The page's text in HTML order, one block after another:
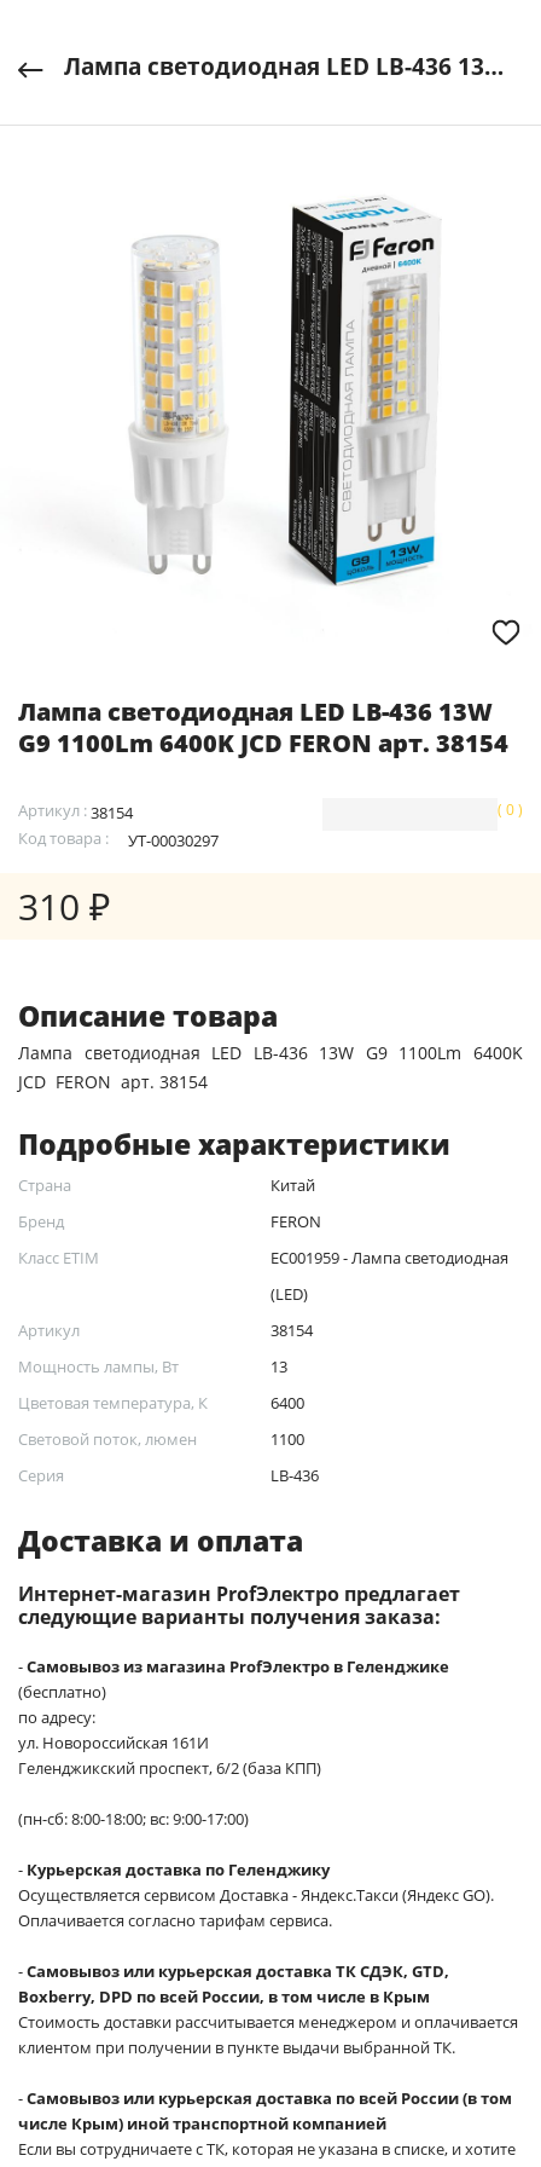
Лампа светодиодная LED LB-436 13W G9 1100Lm 6400K JCD FERON арт. 38154
Лампа светодиодная LED LB-436 13W
G9 1100Lm 6400K JCD FERON арт. 38154
Артикул :38154
Код товара :
УТ-00030297
( 0 )
310 ₽
Описание товара
Лампа светодиодная LED LB-436 13W G9 1100Lm 6400K
JCD FERON арт. 38154
Подробные характеристики
Страна
Китай
Бренд
FERON
Класс ETIM
EC001959 - Лампа светодиодная
(LED)
Артикул
38154
Мощность лампы, Вт
13
Цветовая температура, К
6400
Световой поток, люмен
1100
Серия
LB-436
Доставка и оплата
Интернет-магазин ProfЭлектро предлагает
следующие варианты получения заказа:
-Самовывоз из магазина ProfЭлектро в Геленджике
(бесплатно)
по адресу:
ул. Новороссийская 161И
Геленджикский проспект, 6/2 (база КПП)
(пн-сб: 8:00-18:00; вс: 9:00-17:00)
- Курьерская доставка по Геленджику
Осуществляется сервисом Доставка - Яндекс.Такси (Яндекс GO).
Оплачивается согласно тарифам сервиса.
-Самовывоз или курьерская доставка ТК СДЭК, GTD,
Boxberry, DPD по всей России, в том числе в Крым
Стоимость доставки рассчитывается менеджером и оплачивается
клиентом при получении в пункте выдачи выбранной ТК.
-Самовывоз или курьерская доставка по всей России (в том
числе Крым) иной транспортной компанией
Если вы сотрудничаете с ТК, которая не указана в списке, и хотите